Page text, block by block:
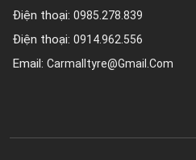
Điện thoại: 0985.278.839
Điện thoại: 0914.962.556
Email: Carmalltyre@gmail.com